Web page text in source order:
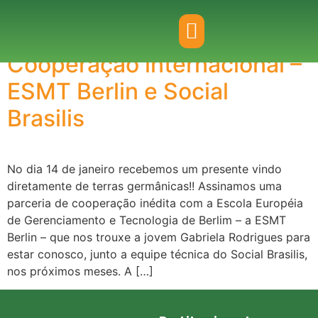
Gerenciamento
Cooperação internacional –
ESMT Berlin e Social
Brasilis
No dia 14 de janeiro recebemos um presente vindo
diretamente de terras germânicas!! Assinamos uma
parceria de cooperação inédita com a Escola Européia
de Gerenciamento e Tecnologia de Berlim – a ESMT
Berlin – que nos trouxe a jovem Gabriela Rodrigues para
estar conosco, junto a equipe técnica do Social Brasilis,
nos próximos meses. A […]